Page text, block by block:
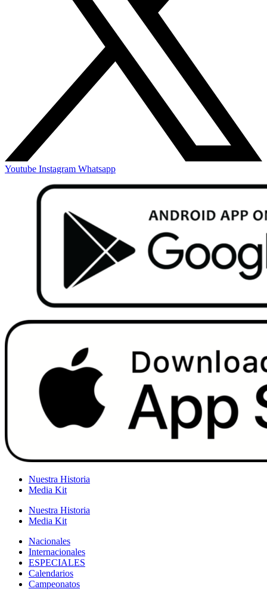
Youtube Instagram Whatsapp
Nuestra Historia
Media Kit
Nuestra Historia
Media Kit
Nacionales
Internacionales
ESPECIALES
Calendarios
Campeonatos